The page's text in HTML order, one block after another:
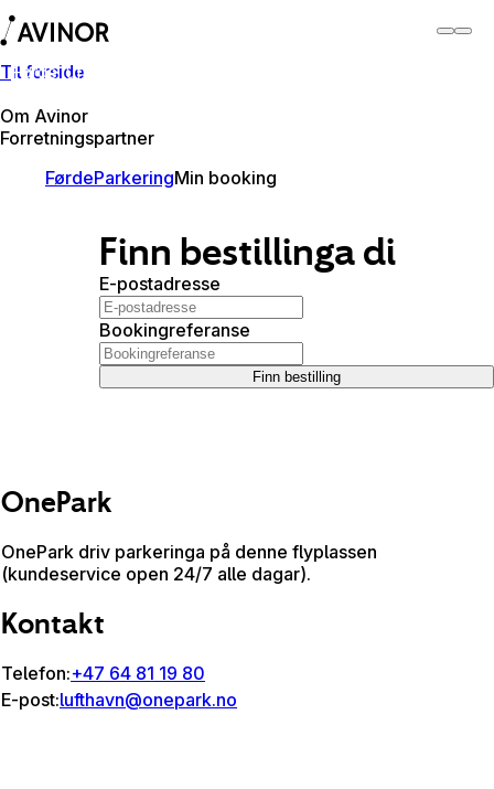
Til forside
Om Avinor
Forretningspartner
Førde lufthamn
FørdeParkeringMin booking
Finn bestillinga di
E-postadresse
Bookingreferanse
Finn bestilling
OnePark
OnePark driv parkeringa på denne flyplassen
(kundeservice open 24/7 alle dagar).
Kontakt
Telefon:+47 64 81 19 80
E-post:lufthavn@onepark.no